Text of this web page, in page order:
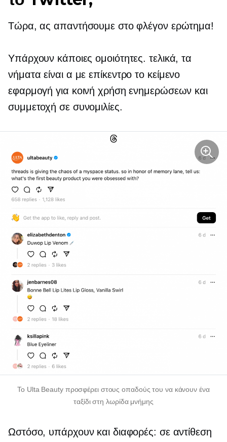
Τώρα, ας απαντήσουμε στο φλέγον ερώτημα!
Υπάρχουν κάποιες ομοιότητες. τελικά, τα
νήματα είναι α με επίκεντρο το κείμενο
εφαρμογή για κοινή χρήση ενημερώσεων και
συμμετοχή σε συνομιλίες.
Το Ulta Beauty προσφέρει στους οπαδούς του να κάνουν ένα
ταξίδι στη λωρίδα μνήμης
Ωστόσο, υπάρχουν και διαφορές: σε αντίθεση